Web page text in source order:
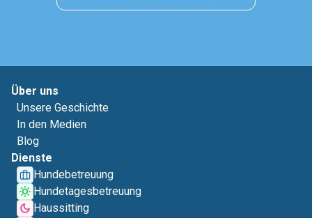
Über uns
Unsere Geschichte
In den Medien
Blog
Dienste
Hundebetreuung
Hundetagesbetreuung
Haussitting